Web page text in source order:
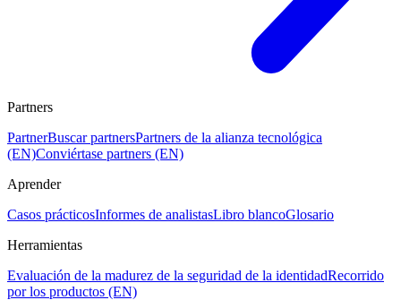
Partners
PartnerBuscar partnersPartners de la alianza tecnológica
(EN)Conviértase partners (EN)
Aprender
Casos prácticosInformes de analistasLibro blancoGlosario
Herramientas
Evaluación de la madurez de la seguridad de la identidadRecorrido
por los productos (EN)